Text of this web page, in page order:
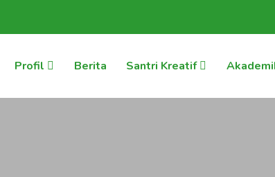
Profil Berita Santri Kreatif